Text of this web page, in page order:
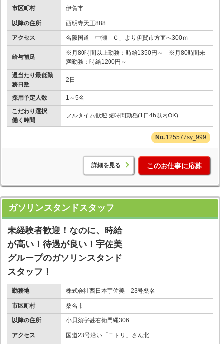
市区町村 伊賀市
以降の住所 西明寺天王888
アクセス 名阪国道「中瀬ＩＣ」より伊賀市方面へ300ｍ
給与補足
※月80時間以上勤務：時給1350円～ ※月80時間未
満勤務：時給1200円～
週当たり最低勤
務日数
2日
採用予定人数
1～5名
こだわり選択
働く時間
フルタイム歓迎 短時間勤務(1日4h以内OK)
125577sy_999
詳細を見る このお仕事に応募
ガソリンスタンドスタッフ
未経験者歓迎！なのに、時給
が高い！待遇が良い！宇佐美
グループのガソリンスタンド
スタッフ！
勤務地 株式会社西日本宇佐美 23号桑名
市区町村 桑名市
以降の住所 小貝須字甚右衛門縄306
アクセス 国道23号沿い「ニトリ」さん北